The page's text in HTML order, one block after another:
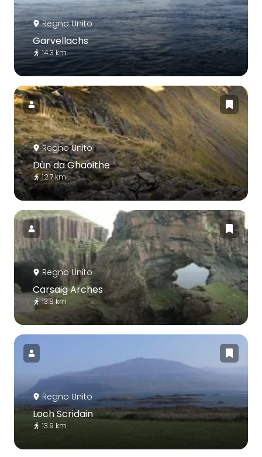
Regno Unito
Garvellachs
14.3 km
Regno Unito
Dùn da Ghaoithe
12.7 km
Regno Unito
Carsaig Arches
13.8 km
Regno Unito
Loch Scridain
13.9 km